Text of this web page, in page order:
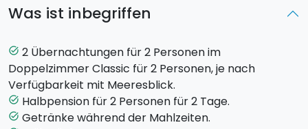
Bei eurer Ankunft werdet ihr mit einem
Euch erwartet eine 1-stündigeWellnessbehandlung
imSPA-Bereich des Hotels. Dieser beinhaltet: Sauna,
türkisches Bad, Emotionsdusche mit Aromen und
Kältebehandlung, Entspannungsraum und
Teeverkostung. Ihr habt außerdem 1 Zutritt je Person
Was ist inbegriffen
task_alt 2 Übernachtungen für 2 Personen im
Doppelzimmer Classic für 2 Personen, je nach
Verfügbarkeit mit Meeresblick.
task_alt Halbpension für 2 Personen für 2 Tage.
task_alt Getränke während der Mahlzeiten.